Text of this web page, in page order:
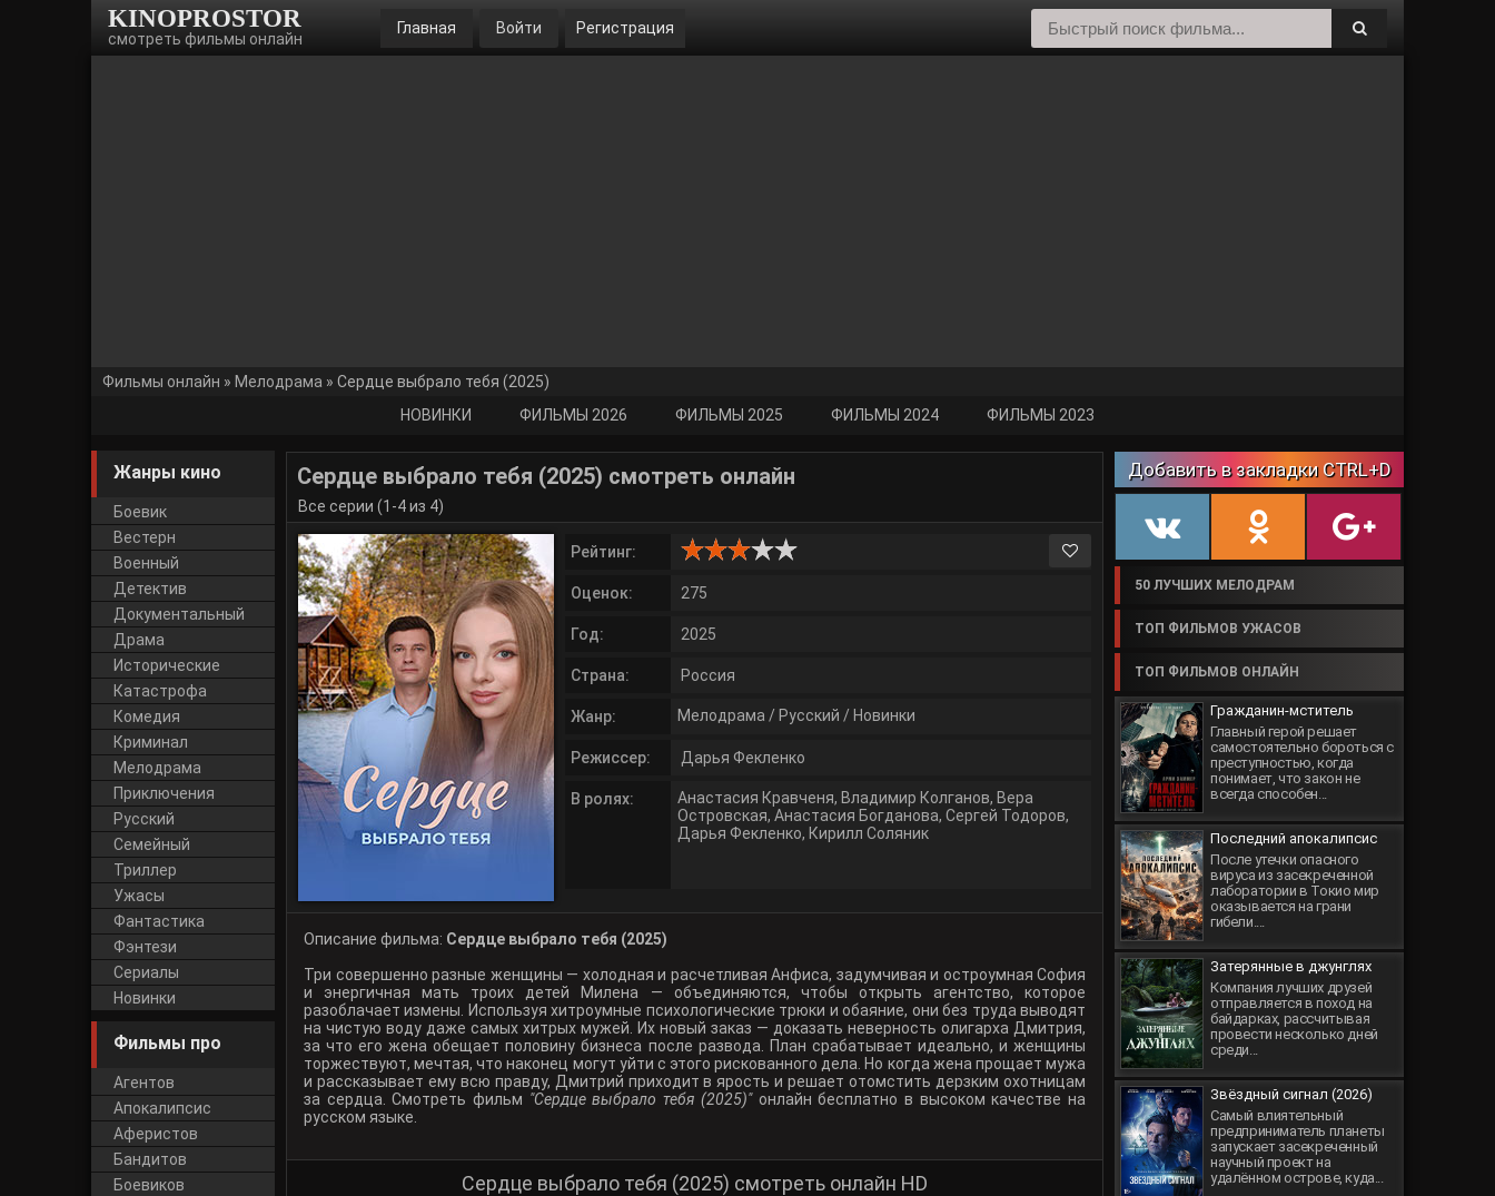
KINOPROSTOR
смотреть фильмы онлайн
Главная Войти Регистрация
Фильмы онлайн » Мелодрама » Сердце выбрало тебя (2025)
НОВИНКИ
ФИЛЬМЫ 2026 ФИЛЬМЫ 2025 ФИЛЬМЫ 2024 ФИЛЬМЫ 2023
Добавить в закладки CTRL+D
50 ЛУЧШИХ МЕЛОДРАМ
ТОП ФИЛЬМОВ УЖАСОВ
ТОП ФИЛЬМОВ ОНЛАЙН
Гражданин-мститель
Главный герой решает
самостоятельно бороться с
преступностью, когда
понимает, что закон не
всегда способен...
Последний апокалипсис
После утечки опасного
вируса из засекреченной
лаборатории в Токио мир
оказывается на грани
гибели....
Затерянные в джунглях
Компания лучших друзей
отправляется в поход на
байдарках, рассчитывая
провести несколько дней
среди...
Звёздный сигнал (2026)
Самый влиятельный
предприниматель планеты
запускает засекреченный
научный проект на
удалённом острове, куда...
Сердце выбрало тебя (2025) смотреть онлайн
Все серии (1-4 из 4)
Рейтинг:
Оценок: 275
Год: 2025
Страна: Россия
Жанр: Мелодрама / Русский / Новинки
Режиссер: Дарья Фекленко
В ролях: Анастасия Кравченя, Владимир Колганов, Вера
Островская, Анастасия Богданова, Сергей Тодоров,
Дарья Фекленко, Кирилл Соляник
Описание фильма: Сердце выбрало тебя (2025)
Три совершенно разные женщины — холодная и расчетливая Анфиса, задумчивая и остроумная София
и энергичная мать троих детей Милена — объединяются, чтобы открыть агентство, которое
разоблачает измены. Используя хитроумные психологические трюки и обаяние, они без труда выводят
на чистую воду даже самых хитрых мужей. Их новый заказ — доказать неверность олигарха Дмитрия,
за что его жена обещает половину бизнеса после развода. План срабатывает идеально, и женщины
торжествуют, мечтая, что наконец могут уйти с этого рискованного дела. Но когда жена прощает мужа
и рассказывает ему всю правду, Дмитрий приходит в ярость и решает отомстить дерзким охотницам
за сердца. Смотреть фильм "Сердце выбрало тебя (2025)"онлайн бесплатно в высоком качестве на
русском языке.
Сердце выбрало тебя (2025) смотреть онлайн HD
Жанры кино
Боевик
Вестерн
Военный
Детектив
Документальный
Драма
Исторические
Катастрофа
Комедия
Криминал
Мелодрама
Приключения
Русский
Cемейный
Триллер
Ужасы
Фантастика
Фэнтези
Сериалы
Новинки
Фильмы про
Агентов
Апокалипсис
Аферистов
Бандитов
Боевиков